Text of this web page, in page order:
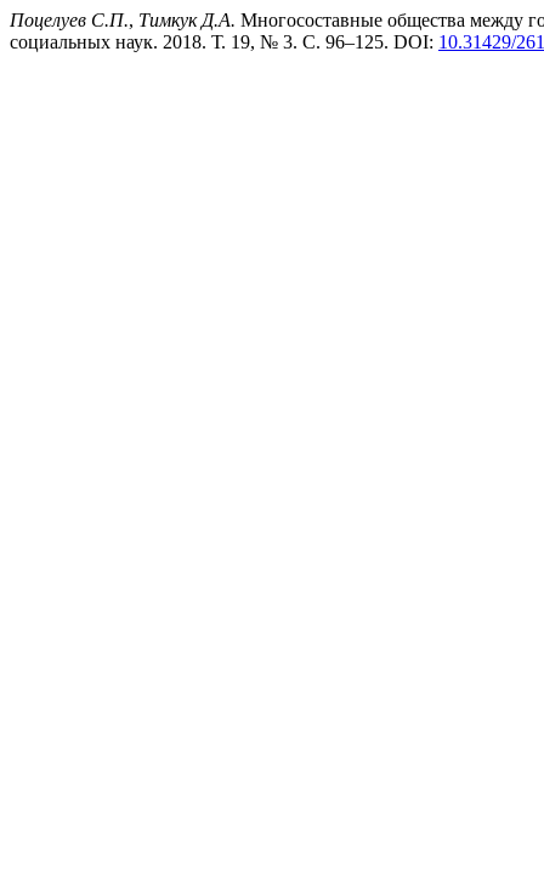
Поцелуев С.П., Тимкук Д.А. Многосоставные общества между
социальных наук. 2018. Т. 19, № 3. С. 96–125. DOI: 10.31429/